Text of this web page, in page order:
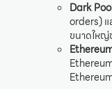
Dark
orders) แ
ขนาดให